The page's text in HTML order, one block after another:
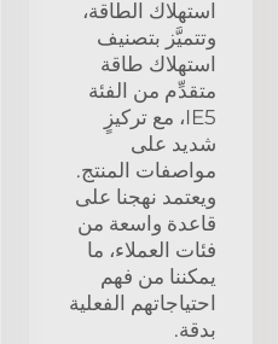
استهلاك الطاقة،
وتتميَّز بتصنيف
استهلاك طاقة
متقدِّم من الفئة
IE5، مع تركيزٍ
شديد على
مواصفات المنتج.
ويعتمد نهجنا على
قاعدة واسعة من
فئات العملاء، ما
يمكننا من فهم
احتياجاتهم الفعلية
بدقة.